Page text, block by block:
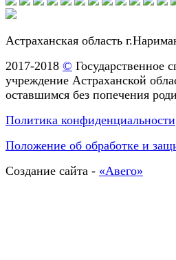
Астраханская область
2017-2018 © Государственное
учреждение Астраханской
оставшимся без попечения
Политика конфиденциальности
Положение об обработке и
Создание сайта - «Авего»